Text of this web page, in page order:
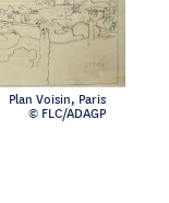
Plan Voisin, Paris
© FLC/ADAGP